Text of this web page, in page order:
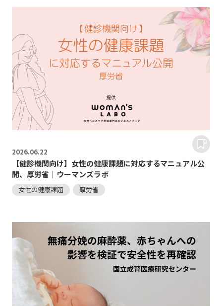
2026.06.22
【健診機関向け】女性の健康課題に対応するマニュアル公
開、厚労省｜ウーマンズラボ
女性の健康課題 厚労省